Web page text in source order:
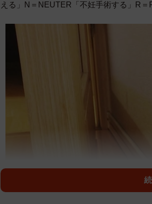
える」N＝NEUTER「不妊手術する」R